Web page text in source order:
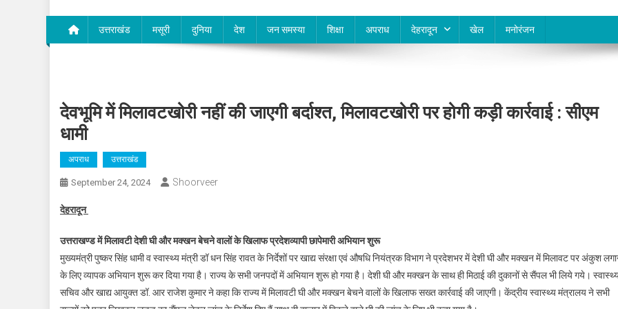
उत्तराखंड मसूरी दुनिया देश जन समस्या शिक्षा अपराध देहरादून खेल मनोरंजन
देवभूमि में मिलावटखोरी नहीं की जाएगी बर्दाश्त, मिलावटखोरी पर होगी कड़ी कार्रवाई : सीएम
धामी
अपराध उत्तराखंड
September 24, 2024 Shoorveer
देहरादून
उत्तराखण्ड में मिलावटी देशी घी और मक्खन बेचने वालों के खिलाफ प्रदेशव्यापी छापेमारी अभियान शुरू
मुख्यमंत्री पुष्कर सिंह धामी व स्वास्थ्य मंत्री डॉ धन सिंह रावत के निर्देशों पर खाद्य संरक्षा एवं औषधि नियंत्रक विभाग ने प्रदेशभर में देशी घी और मक्खन में मिलावट पर अंकुश
के लिए व्यापक अभियान शुरू कर दिया गया है। राज्य के सभी जनपदों में अभियान शुरू हो गया है। देशी घी और मक्खन के साथ ही मिठाई की दुकानों से सैंपल भी लिये गये।
सचिव और खाद्य आयुक्त डॉ. आर राजेश कुमार ने कहा कि राज्य में मिलावटी घी और मक्खन बेचने वालों के खिलाफ सख्त कार्रवाई की जाएगी। केंद्रीय स्वास्थ्य मंत्रालय ने सभी